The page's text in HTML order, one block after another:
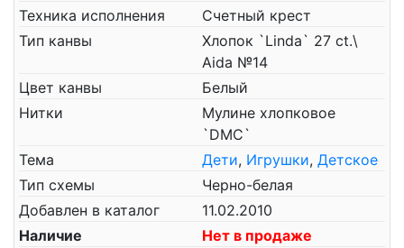
Техника исполнения
Счетный крест
Тип канвы
Хлопок `Linda` 27 ct.\
Aida №14
Цвет канвы
Белый
Нитки
Мулине хлопковое
`DMC`
Тема
Дети, Игрушки, Детское
Тип схемы
Черно-белая
Добавлен в каталог
11.02.2010
Наличие
Нет в продаже